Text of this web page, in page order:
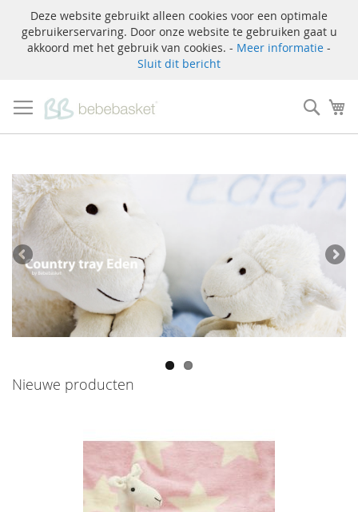
Deze website gebruikt alleen cookies voor een optimale
gebruikerservaring. Door onze website te gebruiken gaat u
akkoord met het gebruik van cookies. - Meer informatie -
Sluit dit bericht
naar
de
inhoud
Zoek
Nieuwe producten